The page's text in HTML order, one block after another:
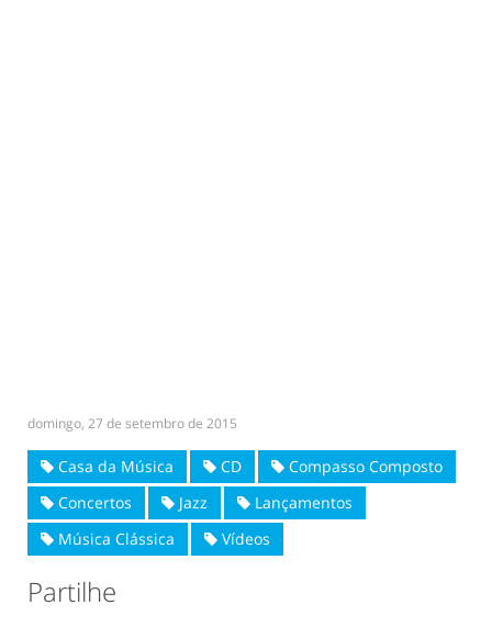
domingo, 27 de setembro de 2015
Casa da Música CD
Compasso Composto
Concertos
Jazz
Lançamentos
Música Clássica
Vídeos
Partilhe